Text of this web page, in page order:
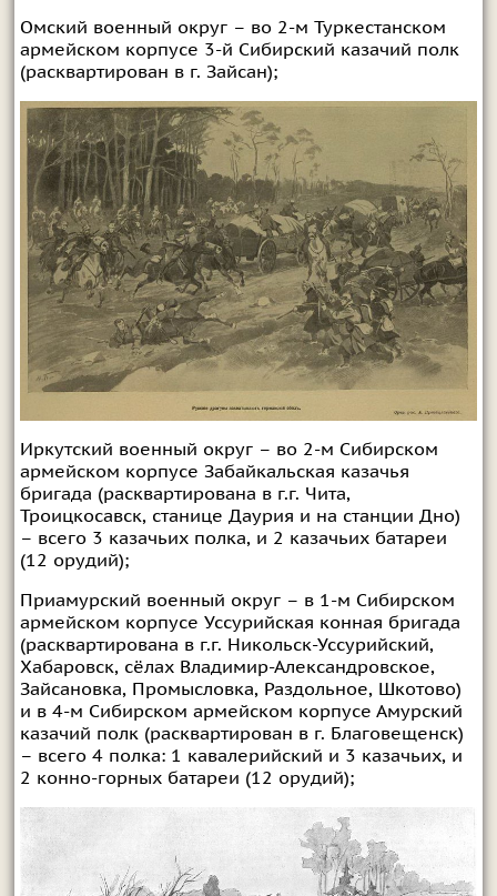
Омский военный округ – во 2-м Туркестанском
армейском корпусе 3-й Сибирский казачий полк
(расквартирован в г. Зайсан);
Иркутский военный округ – во 2-м Сибирском
армейском корпусе Забайкальская казачья
бригада (расквартирована в г.г. Чита,
Троицкосавск, станице Даурия и на станции Дно)
– всего 3 казачьих полка, и 2 казачьих батареи
(12 орудий);
Приамурский военный округ – в 1-м Сибирском
армейском корпусе Уссурийская конная бригада
(расквартирована в г.г. Никольск-Уссурийский,
Хабаровск, сёлах Владимир-Александровское,
Зайсановка, Промысловка, Раздольное, Шкотово)
и в 4-м Сибирском армейском корпусе Амурский
казачий полк (расквартирован в г. Благовещенск)
– всего 4 полка: 1 кавалерийский и 3 казачьих, и
2 конно-горных батареи (12 орудий);